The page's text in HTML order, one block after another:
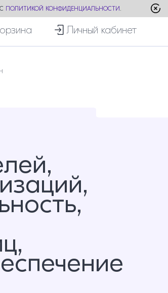
ПОЛИТИКОЙ КОНФИДЕНЦИАЛЬНОСТИ .
Личный кабинет